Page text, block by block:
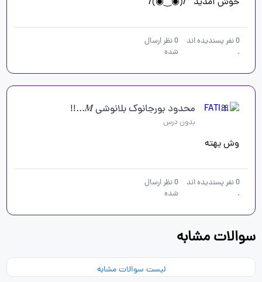
0نفر پسندیده اند
.
0نظر ارسال
شده
محدود بورجانوک بلانوشی 𝑀...!!
بدون درس
وش یهته
0نفر پسندیده اند
.
0نظر ارسال
شده
سوالات مشابه
لیست سوالات مشابه